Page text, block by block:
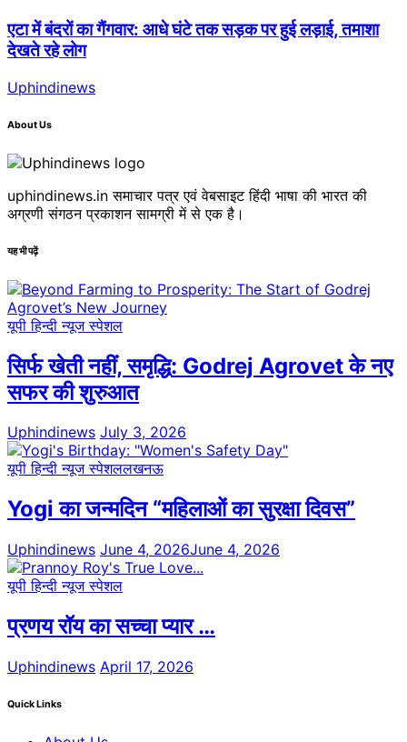
एटा में बंदरों का गैंगवार: आधे घंटे तक सड़क पर हुई लड़ाई, तमाशा
देखते रहे लोग
Uphindinews
About Us
uphindinews.in समाचार पत्र एवं वेबसाइट हिंदी भाषा की भारत की
अग्रणी संगठन प्रकाशन सामग्री में से एक है।
यह भी पढ़ें
यूपी हिन्दी न्यूज स्पेशल
सिर्फ खेती नहीं, समृद्धि: Godrej Agrovet के नए
सफर की शुरुआत
Uphindinews July 3, 2026
यूपी हिन्दी न्यूज स्पेशललखनऊ
Yogi का जन्मदिन “महिलाओं का सुरक्षा दिवस”
Uphindinews June 4, 2026June 4, 2026
यूपी हिन्दी न्यूज स्पेशल
प्रणय रॉय का सच्चा प्यार …
Uphindinews April 17, 2026
Quick Links